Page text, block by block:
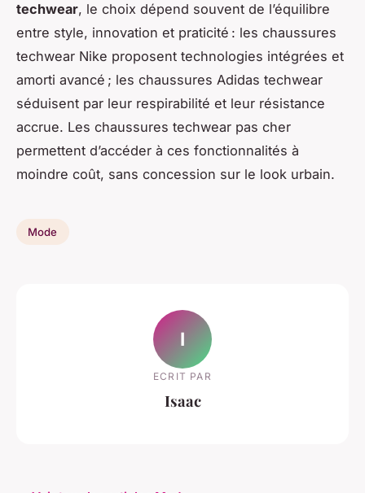
techwear, le choix dépend souvent de l’équilibre
entre style, innovation et praticité : les chaussures
techwear Nike proposent technologies intégrées et
amorti avancé ; les chaussures Adidas techwear
séduisent par leur respirabilité et leur résistance
accrue. Les chaussures techwear pas cher
permettent d’accéder à ces fonctionnalités à
moindre coût, sans concession sur le look urbain.
Mode
I
ECRIT PAR
Isaac